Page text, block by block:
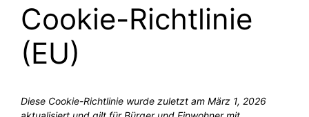
Cookie-Richtlinie
(EU)
Diese Cookie-Richtlinie wurde zuletzt am März 1, 2026